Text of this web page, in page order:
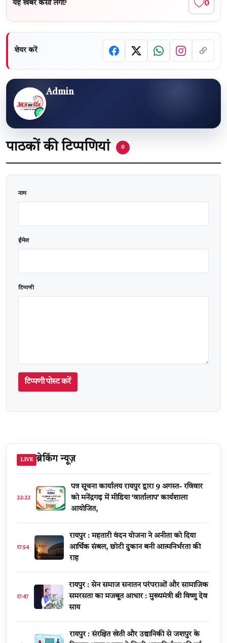
यह खबर कैसी लगी? 0
शेयर करें
Admin
पाठकों की टिप्पणियां 0
नाम
ईमेल
टिप्पणी
टिप्पणी पोस्ट करें
LIVE ब्रेकिंग न्यूज़
22:22
पत्र सूचना कार्यालय रायपुर द्वारा 9 अगस्त- रविवार
को मनेंद्रगढ़ में मीडिया ‘वार्तालाप’ कार्यशाला
आयोजित,
17:54
रायपुर : महतारी वंदन योजना ने अनीता को दिया
आर्थिक संबल, छोटी दुकान बनी आत्मनिर्भरता की
राह
17:47
रायपुर : सेन समाज सनातन परंपराओं और सामाजिक
समरसता का मजबूत आधार : मुख्यमंत्री श्री विष्णु देव
साय
रायपुर : संरक्षित खेती और उद्यानिकी से जशपुर के